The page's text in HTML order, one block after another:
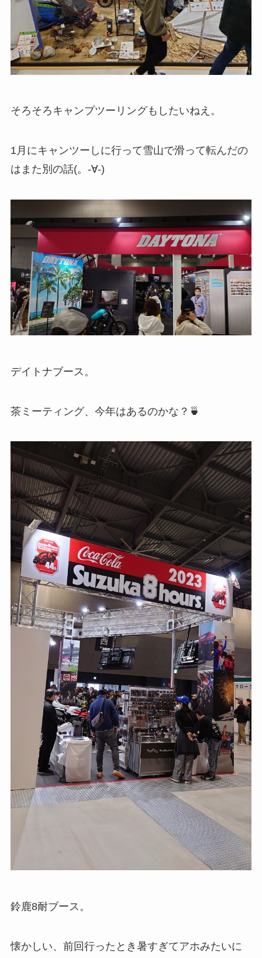
そろそろキャンプツーリングもしたいねえ。
1月にキャンツーしに行って雪山で滑って転んだの
はまた別の話(。-∀-)
デイトナブース。
茶ミーティング、今年はあるのかな？🍵
鈴鹿8耐ブース。
懐かしい、前回行ったとき暑すぎてアホみたいに